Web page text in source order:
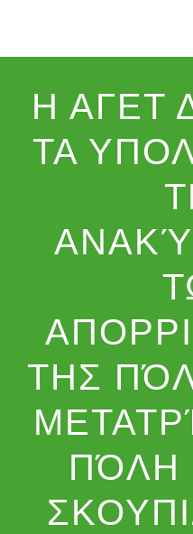
Η ΑΓΕΤ
ΤΑ
ΤΗΣ
ΠΌΛΗ